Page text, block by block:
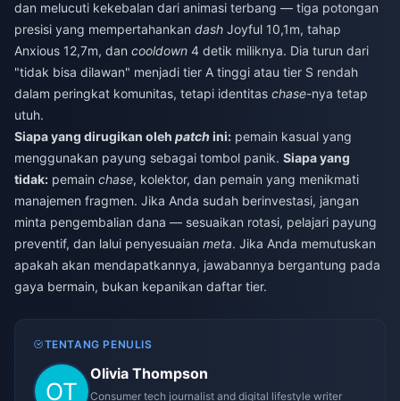
dan melucuti kekebalan dari animasi terbang — tiga potongan
presisi yang mempertahankan dash Joyful 10,1m, tahap
Anxious 12,7m, dan cooldown 4 detik miliknya. Dia turun dari
"tidak bisa dilawan" menjadi tier A tinggi atau tier S rendah
dalam peringkat komunitas, tetapi identitas chase-nya tetap
utuh.
Siapa yang dirugikan oleh patch ini: pemain kasual yang
menggunakan payung sebagai tombol panik. Siapa yang
tidak: pemain chase, kolektor, dan pemain yang menikmati
manajemen fragmen. Jika Anda sudah berinvestasi, jangan
minta pengembalian dana — sesuaikan rotasi, pelajari payung
preventif, dan lalui penyesuaian meta. Jika Anda memutuskan
apakah akan mendapatkannya, jawabannya bergantung pada
gaya bermain, bukan kepanikan daftar tier.
TENTANG PENULIS
Olivia Thompson
Consumer tech journalist and digital lifestyle writer